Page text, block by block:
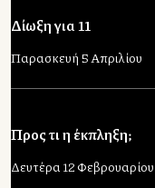
Δίωξη για 11
Παρασκευή 5 Απριλίου
Προς τι η έκπληξη;
Δευτέρα 12 Φεβρουαρίου